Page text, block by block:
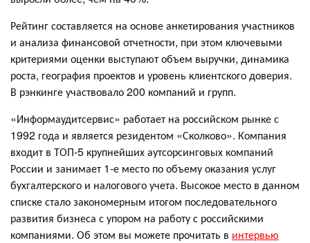
Рейтинг составляется на основе анкетирования участников
и анализа финансовой отчетности, при этом ключевыми
критериями оценки выступают объем выручки, динамика
роста, география проектов и уровень клиентского доверия.
В рэнкинге участвовало 200 компаний и групп.
«Информаудитсервис» работает на российском рынке с
1992 года и является резидентом «Сколково». Компания
входит в ТОП-5 крупнейших аутсорсинговых компаний
России и занимает 1-е место по объему оказания услуг
бухгалтерского и налогового учета. Высокое место в данном
списке стало закономерным итогом последовательного
развития бизнеса с упором на работу с российскими
компаниями. Об этом вы можете прочитать в интервью